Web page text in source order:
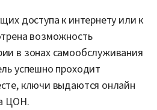
доступа к интернету или к
возможность
в зонах самообслуживания
успешно проходит
ключи выдаются онлайн
ЦОН.